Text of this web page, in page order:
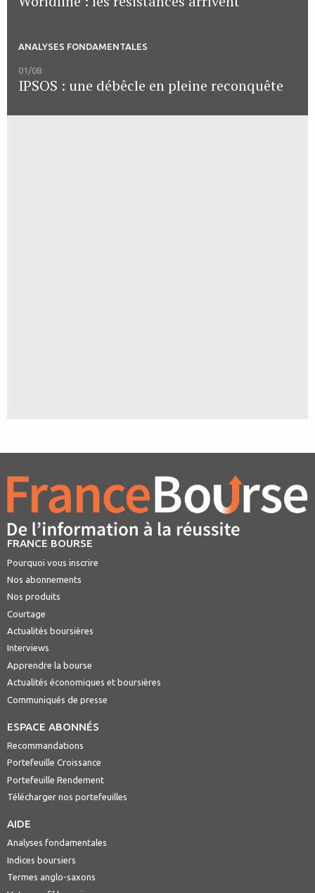
ANALYSES FONDAMENTALES
01/08
IPSOS : une débêcle en pleine reconquête
FRANCE BOURSE
Pourquoi vous inscrire
Nos abonnements
Nos produits
Courtage
Actualités boursières
Interviews
Apprendre la bourse
Actualités économiques et boursières
Communiqués de presse
ESPACE ABONNÉS
Recommandations
Portefeuille Croissance
Portefeuille Rendement
Télécharger nos portefeuilles
AIDE
Analyses fondamentales
Indices boursiers
Termes anglo-saxons